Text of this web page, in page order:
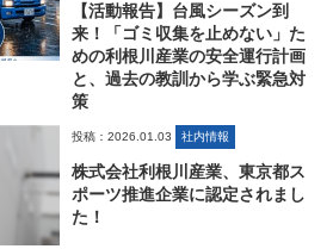
【活動報告】台風シーズン到
来！「ゴミ収集を止めない」た
めの利根川産業の安全運行計画
と、過去の教訓から学ぶ緊急対
策
投稿：2026.01.03 社内情報
株式会社利根川産業、東京都ス
ポーツ推進企業に認定されまし
た！